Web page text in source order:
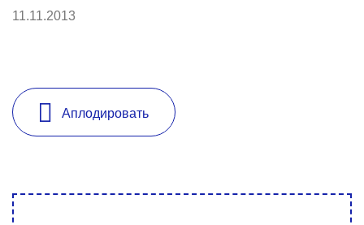
11.11.2013
Аплодировать